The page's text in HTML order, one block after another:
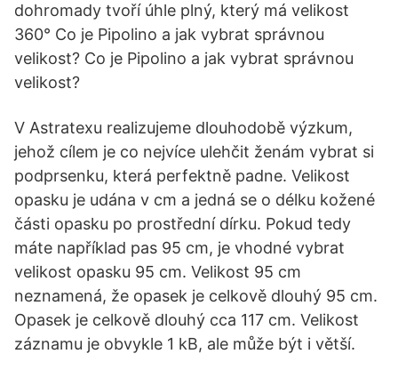
dohromady tvoří úhle plný, který má velikost
360° Co je Pipolino a jak vybrat správnou
velikost? Co je Pipolino a jak vybrat správnou
velikost?
V Astratexu realizujeme dlouhodobě výzkum,
jehož cílem je co nejvíce ulehčit ženám vybrat si
podprsenku, která perfektně padne. Velikost
opasku je udána v cm a jedná se o délku kožené
části opasku po prostřední dírku. Pokud tedy
máte například pas 95 cm, je vhodné vybrat
velikost opasku 95 cm. Velikost 95 cm
neznamená, že opasek je celkově dlouhý 95 cm.
Opasek je celkově dlouhý cca 117 cm. Velikost
záznamu je obvykle 1 kB, ale může být i větší.